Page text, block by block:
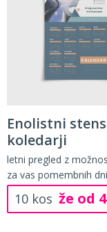
Enolistni
koledarji
letni pregled z
za vas pomembnih dni
10 kos že od